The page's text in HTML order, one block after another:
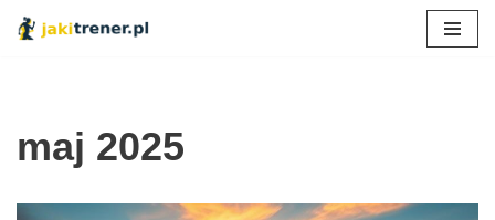
maj 2025